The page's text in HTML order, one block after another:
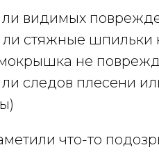
ли видимых
ли стяжные шпильки
не
следов плесени
что-то